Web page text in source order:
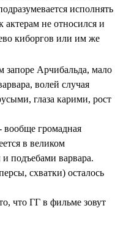
исполнять
не относился и
киборгов или им же
запоре Арчибальда, мало
волей случая
глаза карими, рост
вообще громадная
в великом
подъебами варвара.
схватки) осталось
что ГГ в фильме зовут